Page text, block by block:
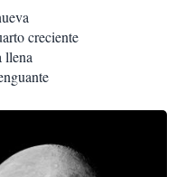
creciente
llena